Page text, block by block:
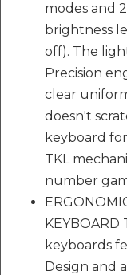
modes and
brightness
off). The
Precision
clear
doesn't
keyboard
TKL
number
KEYBOARD
keyboards
Design and